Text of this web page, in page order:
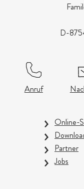
D-
Anruf
Online-
Partner
Jobs